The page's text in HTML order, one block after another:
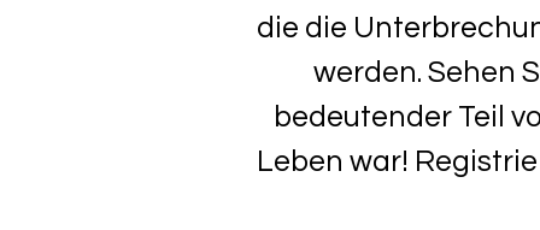
die die
werden. Sehen
bedeutender Teil
Leben war!